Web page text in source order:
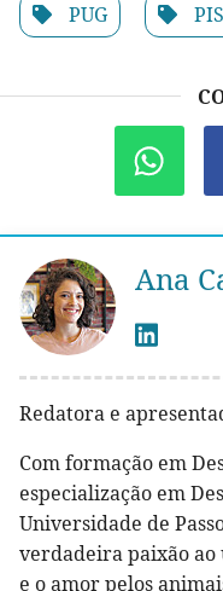
PUG
Ana
Redatora e
Com formação em
especialização em
Universidade de
verdadeira paixão
e o amor pelos